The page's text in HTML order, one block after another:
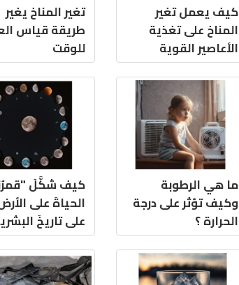
كيف يعمل تغير
المناخ على تغذية
الأعاصير القوية
تغير المناخ يغير
طريقة قياس
للوقت
ما هي الرطوبة
وكيف تؤثر على درجة
الحرارة ؟
كيف شكَّلَ
الحياةَ على
على تاريخَ